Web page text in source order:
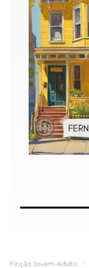
Ficção Jovem-Adulto